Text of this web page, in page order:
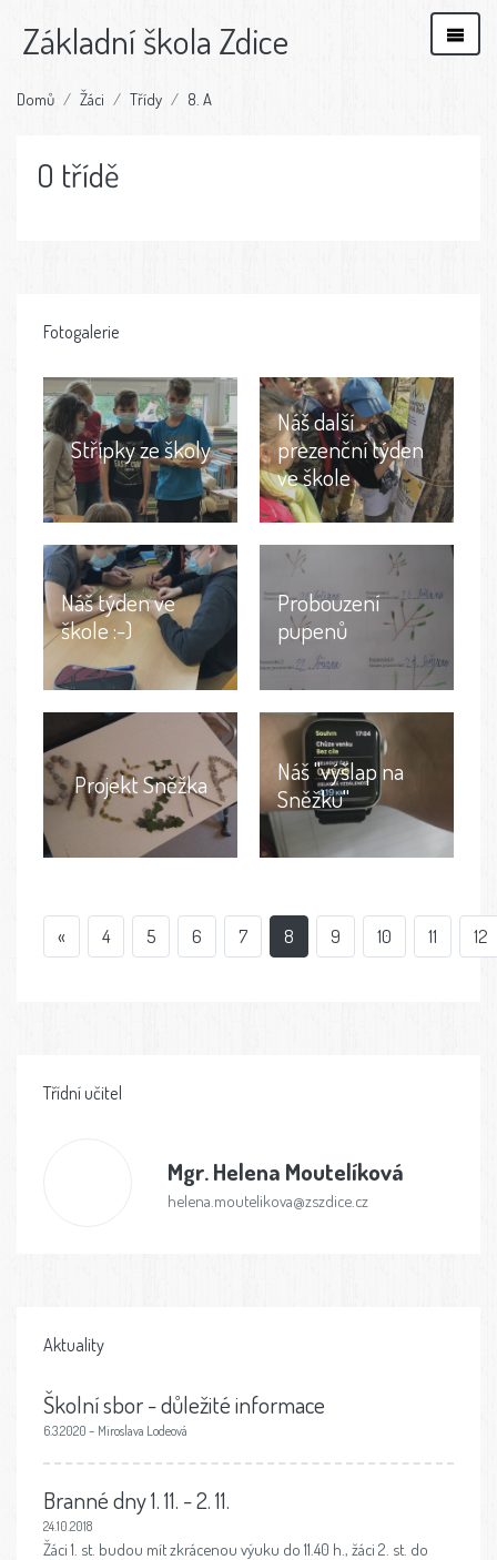
Základní škola Zdice
Domů Žáci Třídy 8. A
O třídě
Fotogalerie
Střípky ze školy
Náš další
prezenční týden
ve škole
Náš týden ve
škole :-)
Probouzení
pupenů
Projekt Sněžka
Náš "výšlap na
Sněžku"
« 4 5 6 7 8 9 10 11 12
Třídní učitel
Mgr.Helena Moutelíková
helena.moutelikova@zszdice.cz
Aktuality
Školní sbor - důležité informace
6.3.2020 – Miroslava Lodeová
Branné dny 1. 11. - 2. 11.
24.10.2018
Žáci 1. st. budou mít zkrácenou výuku do 11.40 h., žáci 2. st. do